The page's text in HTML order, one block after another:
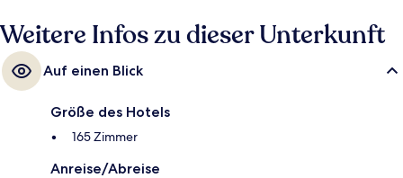
Weitere Infos zu dieser Unterkunft
Auf einen Blick
Größe des Hotels
165 Zimmer
Anreise/Abreise